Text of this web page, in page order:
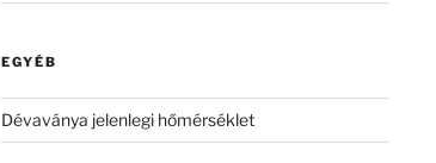
EGYÉB
Dévaványa jelenlegi hőmérséklet